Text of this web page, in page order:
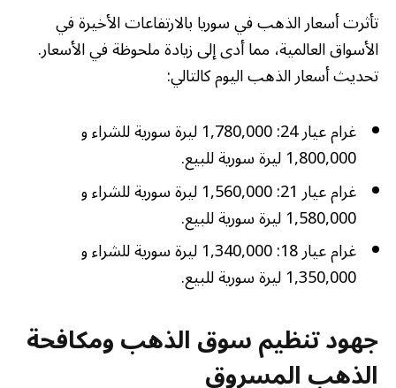
تأثرت أسعار الذهب في سوريا بالارتفاعات الأخيرة في
الأسواق العالمية، مما أدى إلى زيادة ملحوظة في الأسعار.
تحديث أسعار الذهب اليوم كالتالي:
غرام عيار 24: 1,780,000 ليرة سورية للشراء و
1,800,000 ليرة سورية للبيع.
غرام عيار 21: 1,560,000 ليرة سورية للشراء و
1,580,000 ليرة سورية للبيع.
غرام عيار 18: 1,340,000 ليرة سورية للشراء و
1,350,000 ليرة سورية للبيع.
جهود تنظيم سوق الذهب ومكافحة
الذهب المسروق